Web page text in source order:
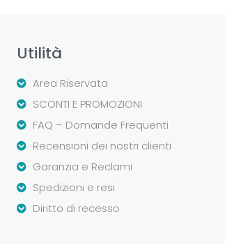
Utilità
Area Riservata
SCONTI E PROMOZIONI
FAQ – Domande Frequenti
Recensioni dei nostri clienti
Garanzia e Reclami
Spedizioni e resi
Diritto di recesso